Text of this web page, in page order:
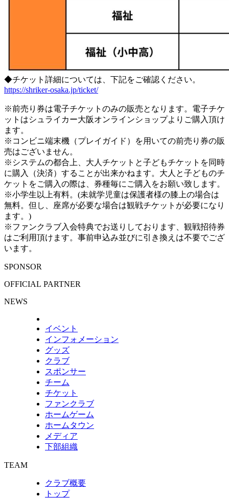
◆チケット詳細については、下記をご確認ください。
https://shriker-osaka.jp/ticket/
※前売り券は電子チケットのみの販売となります。電子チケ
ットはシュライカー大阪オンラインショップよりご購入頂け
ます。
※コンビニ端末機（プレイガイド）を用いての前売り券の販
売はございません。
※システムの都合上、大人チケットと子どもチケットを同時
に購入（決済）することが出来かねます。大人と子どものチ
ケットをご購入の際は、券種毎にご購入をお願い致します。
※小学生以上有料。(未就学児童は保護者様の膝上の場合は
無料。但し、座席が必要な場合は観戦チケットが必要になり
ます。)
※ファンクラブ入会特典でお送りしております、観戦招待券
はご利用頂けます。事前申込み並びに引き換えは不要でござ
います。
SPONSOR
OFFICIAL PARTNER
NEWS
イベント
インフォメーション
グッズ
クラブ
スポンサー
チーム
チケット
ファンクラブ
ホームゲーム
ホームタウン
メディア
下部組織
TEAM
クラブ概要
トップ